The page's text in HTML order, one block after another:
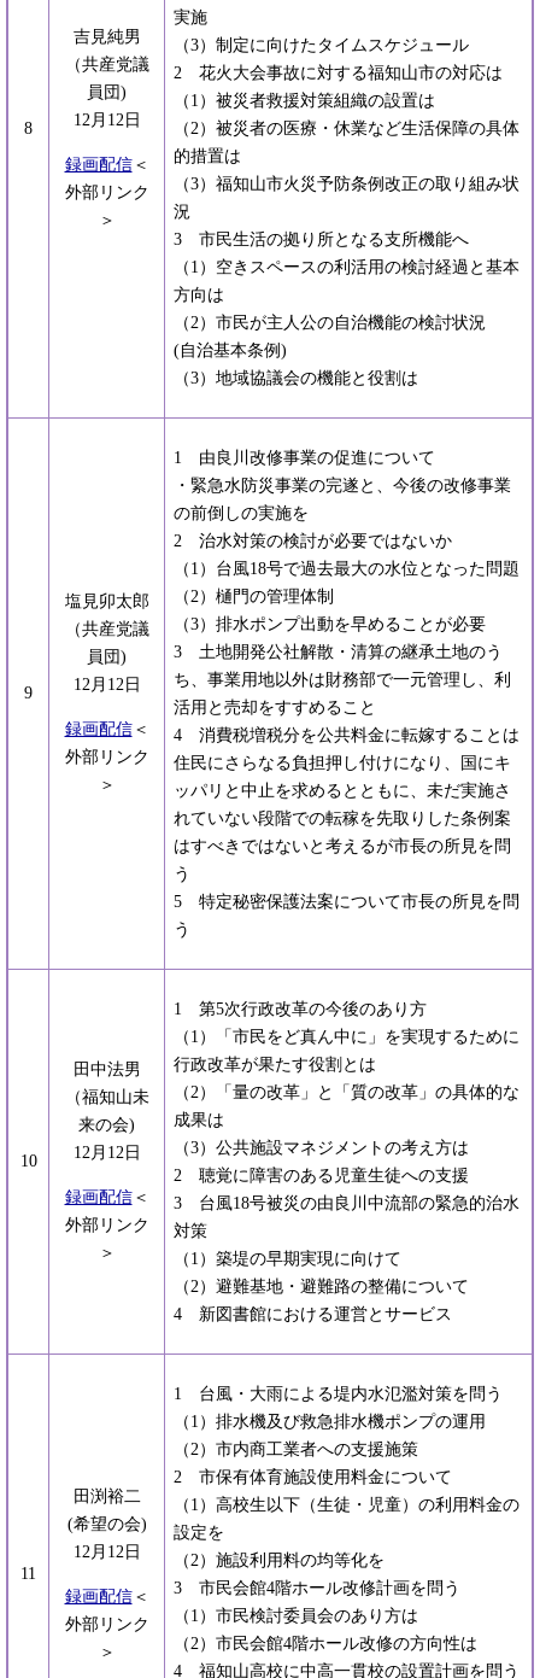
8
吉見純男
（共産党議
員団)
12月12日
録画配信＜
外部リンク
＞
実施
（3）制定に向けたタイムスケジュール
2 花火大会事故に対する福知山市の対応は
（1）被災者救援対策組織の設置は
（2）被災者の医療・休業など生活保障の具体
的措置は
（3）福知山市火災予防条例改正の取り組み状
況
3 市民生活の拠り所となる支所機能へ
（1）空きスペースの利活用の検討経過と基本
方向は
（2）市民が主人公の自治機能の検討状況
(自治基本条例)
（3）地域協議会の機能と役割は
9
塩見卯太郎
（共産党議
員団)
12月12日
録画配信＜
外部リンク
＞
1 由良川改修事業の促進について
・緊急水防災事業の完遂と、今後の改修事業
の前倒しの実施を
2 治水対策の検討が必要ではないか
（1）台風18号で過去最大の水位となった問題
（2）樋門の管理体制
（3）排水ポンプ出動を早めることが必要
3 土地開発公社解散・清算の継承土地のう
ち、事業用地以外は財務部で一元管理し、利
活用と売却をすすめること
4 消費税増税分を公共料金に転嫁することは
住民にさらなる負担押し付けになり、国にキ
ッパリと中止を求めるとともに、未だ実施さ
れていない段階での転稼を先取りした条例案
はすべきではないと考えるが市長の所見を問
う
5 特定秘密保護法案について市長の所見を問
う
10
田中法男
（福知山未
来の会)
12月12日
録画配信＜
外部リンク
＞
1 第5次行政改革の今後のあり方
（1）「市民をど真ん中に」を実現するために
行政改革が果たす役割とは
（2）「量の改革」と「質の改革」の具体的な
成果は
（3）公共施設マネジメントの考え方は
2 聴覚に障害のある児童生徒への支援
3 台風18号被災の由良川中流部の緊急的治水
対策
（1）築堤の早期実現に向けて
（2）避難基地・避難路の整備について
4 新図書館における運営とサービス
11
田渕裕二
(希望の会)
12月12日
録画配信＜
外部リンク
＞
1 台風・大雨による堤内水氾濫対策を問う
（1）排水機及び救急排水機ポンプの運用
（2）市内商工業者への支援施策
2 市保有体育施設使用料金について
（1）高校生以下（生徒・児童）の利用料金の
設定を
（2）施設利用料の均等化を
3 市民会館4階ホール改修計画を問う
（1）市民検討委員会のあり方は
（2）市民会館4階ホール改修の方向性は
4 福知山高校に中高一貫校の設置計画を問う